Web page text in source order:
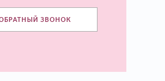
ЗВОНОК